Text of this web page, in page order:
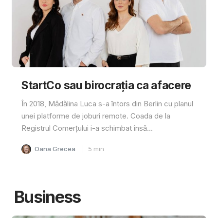
StartCo sau birocrația ca afacere
În 2018, Mădălina Luca s-a întors din Berlin cu planul
unei platforme de joburi remote. Coada de la
Registrul Comerțului i-a schimbat însă...
Oana Grecea 5 min
Business